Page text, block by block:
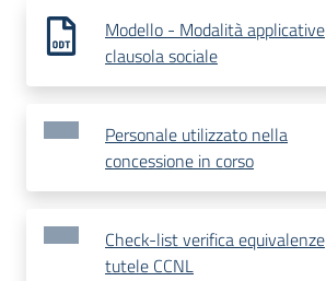
Modello - Modalità applicative
clausola sociale
Personale utilizzato nella
concessione in corso
Check-list verifica equivalenze
tutele CCNL